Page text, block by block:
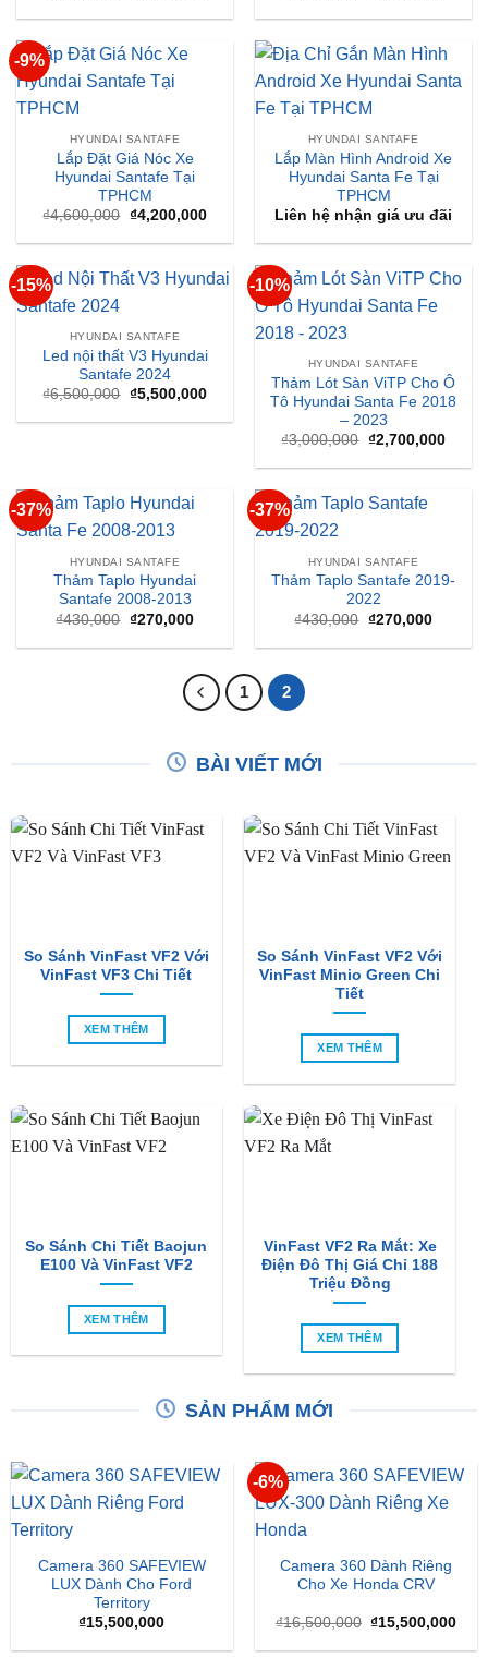
là:
tại
₫8,100,000.
là:
tại
-9%
HYUNDAI SANTAFE
Lắp Đặt Giá Nóc Xe
Hyundai Santafe Tại
TPHCM
₫4,600,000 Giá
là:
₫4,200,000Giá
tại
₫4,200,000.
HYUNDAI SANTAFE
Lắp Màn Hình Android Xe
Hyundai Santa Fe Tại
TPHCM
Liên hệ nhận giá ưu đãi
-15%
HYUNDAI SANTAFE
Led nội thất V3 Hyundai
Santafe 2024
₫6,500,000 Giá
là:
₫5,500,000Giá
tại
-10%
HYUNDAI SANTAFE
Thảm Lót Sàn ViTP Cho Ô
Tô Hyundai Santa Fe 2018
– 2023
₫3,000,000 Giá
là:
₫2,700,000Giá
tại
-37%
HYUNDAI SANTAFE
Thảm Taplo Hyundai
Santafe 2008-2013
₫430,000 Giá
là:
₫270,000Giá
tại
₫270,000.
-37%
HYUNDAI SANTAFE
Thảm Taplo Santafe 2019-
2022
₫430,000 Giá
là:
₫270,000Giá
tại
1 2
BÀI VIẾT MỚI
So Sánh VinFast VF2 Với
VinFast VF3 Chi Tiết
XEM THÊM
So Sánh VinFast VF2 Với
VinFast Minio Green Chi
Tiết
XEM THÊM
So Sánh Chi Tiết Baojun
E100 Và VinFast VF2
XEM THÊM
VinFast VF2 Ra Mắt: Xe
Điện Đô Thị Giá Chỉ 188
Triệu Đồng
XEM THÊM
SẢN PHẨM MỚI
Camera 360 SAFEVIEW
LUX Dành Cho Ford
Territory
₫15,500,000
-6%
Camera 360 Dành Riêng
Cho Xe Honda CRV
₫16,500,000 Giá
là:
₫15,500,000Giá
tại